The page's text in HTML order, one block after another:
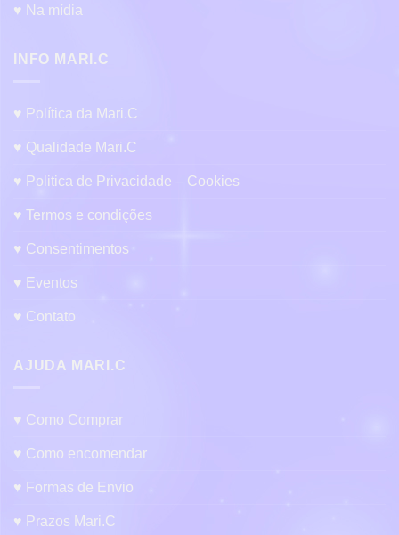
♥ Na mídia
INFO MARI.C
♥ Política da Mari.C
♥ Qualidade Mari.C
♥ Politica de Privacidade – Cookies
♥ Termos e condições
♥ Consentimentos
♥ Eventos
♥ Contato
AJUDA MARI.C
♥ Como Comprar
♥ Como encomendar
♥ Formas de Envio
♥ Prazos Mari.C